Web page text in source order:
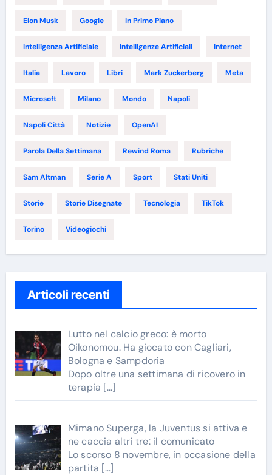
Elon Musk Google In Primo Piano
Intelligenza Artificiale Intelligenze Artificiali Internet
Italia Lavoro Libri Mark Zuckerberg Meta
Microsoft Milano Mondo Napoli
Napoli Città Notizie OpenAI
Parola Della Settimana Rewind Roma Rubriche
Sam Altman Serie A Sport Stati Uniti
Storie Storie Disegnate Tecnologia TikTok
Torino Videogiochi
Articoli recenti
Lutto nel calcio greco: è morto
Oikonomou. Ha giocato con Cagliari,
Bologna e Sampdoria
Dopo oltre una settimana di ricovero in
terapia […]
Mimano Superga, la Juventus si attiva e
ne caccia altri tre: il comunicato
Lo scorso 8 novembre, in occasione della
partita […]